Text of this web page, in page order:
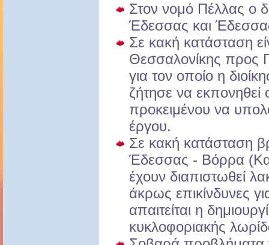
Στον νομό Πέλλας ο
Έδεσσας και
Σε κακή κατάσταση
Θεσσαλονίκης προς
για τον οποίο η
ζήτησε να εκπονηθεί
προκειμένου να
έργου.
Σε κακή κατάσταση
Έδεσσας - Βόρρα
έχουν διαπιστωθεί
άκρως επικίνδυνες
απαιτείται η
κυκλοφοριακής